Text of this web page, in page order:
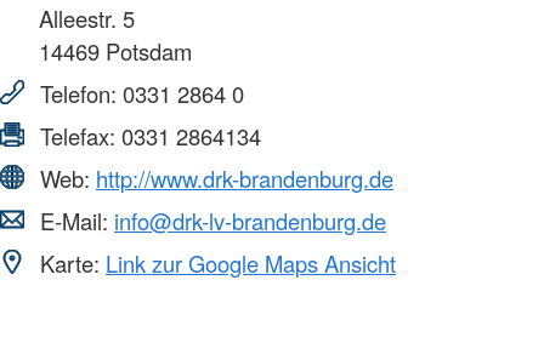
Alleestr. 5
14469 Potsdam
Telefon: 0331 2864 0
Telefax: 0331 2864134
Web: http://www.drk-brandenburg.de
E-Mail: info@drk-lv-brandenburg.de
Karte: Link zur Google Maps Ansicht